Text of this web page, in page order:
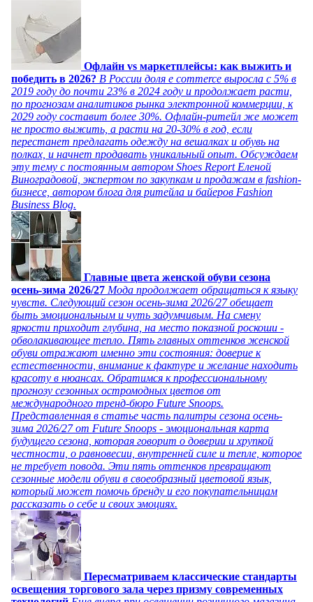
Офлайн vs маркетплейсы: как выжить и
победить в 2026? В России доля e commerce выросла с 5% в
2019 году до почти 23% в 2024 году и продолжает расти,
по прогнозам аналитиков рынка электронной коммерции, к
2029 году составит более 30%. Офлайн-ритейл же может
не просто выжить, а расти на 20-30% в год, если
перестанет предлагать одежду на вешалках и обувь на
полках, и начнет продавать уникальный опыт. Обсуждаем
эту тему с постоянным автором Shoes Report Еленой
Виноградовой, экспертом по закупкам и продажам в fashion-
бизнесе, автором блога для ритейла и байеров Fashion
Business Blog.
Главные цвета женской обуви сезона
осень-зима 2026/27 Мода продолжает обращаться к языку
чувств. Следующий сезон осень-зима 2026/27 обещает
быть эмоциональным и чуть задумчивым. На смену
яркости приходит глубина, на место показной роскоши -
обволакивающее тепло. Пять главных оттенков женской
обуви отражают именно эти состояния: доверие к
естественности, внимание к фактуре и желание находить
красоту в нюансах. Обратимся к профессиональному
прогнозу сезонных остромодных цветов от
международного тренд-бюро Future Snoops.
Представленная в статье часть палитры сезона осень-
зима 2026/27 от Future Snoops - эмоциональная карта
будущего сезона, которая говорит о доверии и хрупкой
честности, о равновесии, внутренней силе и тепле, которое
не требует повода. Эти пять оттенков превращают
сезонные модели обуви в своеобразный цветовой язык,
который может помочь бренду и его покупательницам
рассказать о себе и своих эмоциях.
Пересматриваем классические стандарты
освещения торгового зала через призму современных